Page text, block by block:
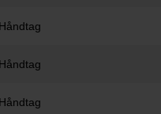
Håndtag
Håndtag
Håndtag